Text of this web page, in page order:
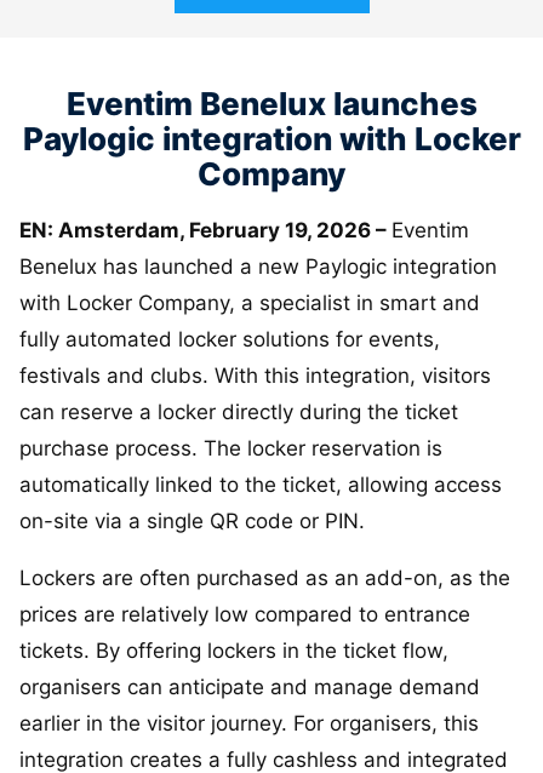
Eventim Benelux launches
Paylogic integration with Locker
Company
EN: Amsterdam, February 19, 2026 – Eventim
Benelux has launched a new Paylogic integration
with Locker Company, a specialist in smart and
fully automated locker solutions for events,
festivals and clubs. With this integration, visitors
can reserve a locker directly during the ticket
purchase process. The locker reservation is
automatically linked to the ticket, allowing access
on-site via a single QR code or PIN.
Lockers are often purchased as an add-on, as the
prices are relatively low compared to entrance
tickets. By offering lockers in the ticket flow,
organisers can anticipate and manage demand
earlier in the visitor journey. For organisers, this
integration creates a fully cashless and integrated